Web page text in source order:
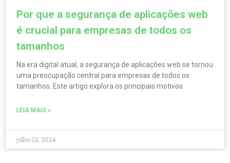
Por que a segurança de aplicações web
é crucial para empresas de todos os
tamanhos
Na era digital atual, a segurança de aplicações web se tornou
uma preocupação central para empresas de todos os
tamanhos. Este artigo explora os principais motivos
LEIA MAIS »
julho 12, 2024